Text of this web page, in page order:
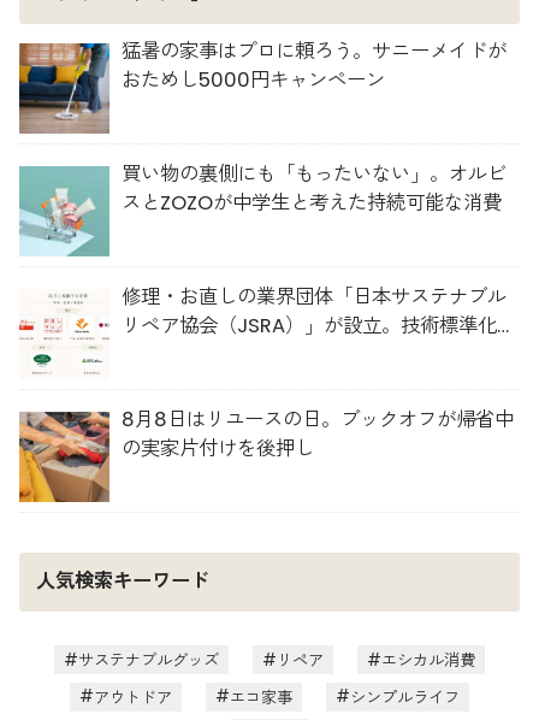
猛暑の家事はプロに頼ろう。サニーメイドが
おためし5000円キャンペーン
買い物の裏側にも「もったいない」。オルビ
スとZOZOが中学生と考えた持続可能な消費
修理・お直しの業界団体「日本サステナブル
リペア協会（JSRA）」が設立。技術標準化や
8月8日はリユースの日。ブックオフが帰省中
の実家片付けを後押し
人気検索キーワード
サステナブルグッズ リペア
エシカル消費
アウトドア
エコ家事
シンプルライフ